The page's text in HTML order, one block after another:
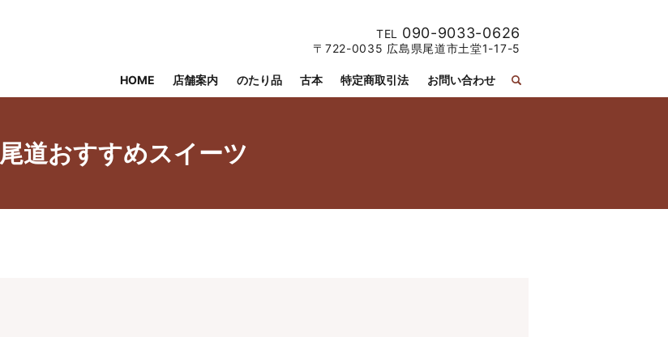
HOME 店舗案内 のたり品 古本 特定商取引法 お問い合わせ
TEL 090-9033-0626
〒722-0035 広島県尾道市土堂1-17-5
尾道おすすめスイーツ